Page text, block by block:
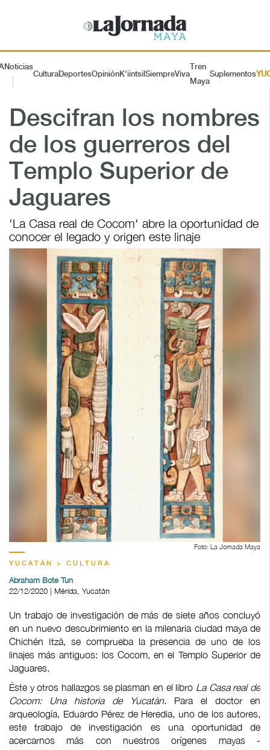
Noticias
CulturaDeportesOpiniónK'iintsil SiempreViva
Tren
Maya
Suplementos
Descifran los nombres
de los guerreros del
Templo Superior de
Jaguares
'La Casa real de Cocom' abre la oportunidad de
conocer el legado y origen este linaje
Foto: La Jornada Maya
YUCATÁN > CULTURA
Abraham Bote Tun
22/12/2020 | Mérida, Yucatán
Un trabajo de investigación de más de siete años concluyó
en un nuevo descubrimiento en la milenaria ciudad maya de
Chichén Itzá, se comprueba la presencia de uno de los
linajes más antiguos: los Cocom, en el Templo Superior de
Jaguares.
Éste y otros hallazgos se plasman en el libro La Casa real de
Cocom: Una historia de Yucatán. Para el doctor en
arqueología, Eduardo Pérez de Heredia, uno de los autores,
este trabajo de investigación es una oportunidad de
acercarnos más con nuestros orígenes mayas -